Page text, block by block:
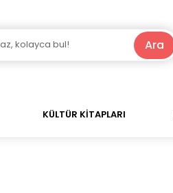
Ara
KÜLTÜR KİTAPLARI